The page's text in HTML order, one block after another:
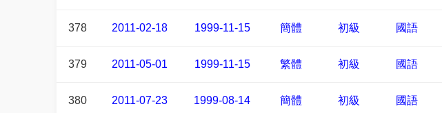
378 2011-02-18 1999-11-15 簡體 初級 國語
379 2011-05-01 1999-11-15 繁體 初級 國語
380 2011-07-23 1999-08-14 簡體 初級 國語